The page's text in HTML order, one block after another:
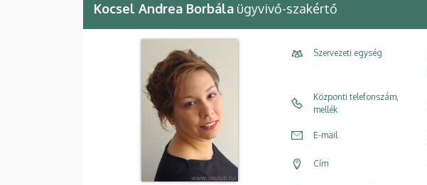
Kocsel Andrea Borbála ügyvivő-szakértő
Szervezeti egység
Központi telefonszám,
mellék
E-mail
Cím